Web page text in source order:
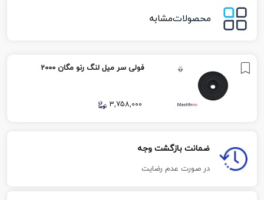
محصولاتمشابه
فولی سر میل لنگ رنو مگان 2000
3,758,000
ضمانت بازگشت وجه
در صورت عدم رضایت